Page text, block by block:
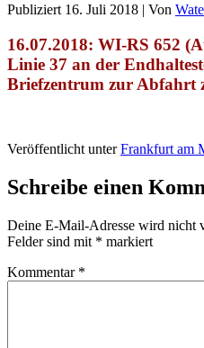
Publiziert 16. Juli 2018 | Von
16.07.2018: WI-RS 652
Linie 37 an der
Briefzentrum zur Abfahrt
Veröffentlicht unter Frankfurt am
Schreibe einen
Deine E-Mail-Adresse wird nicht
Felder sind mit * markiert
Kommentar *